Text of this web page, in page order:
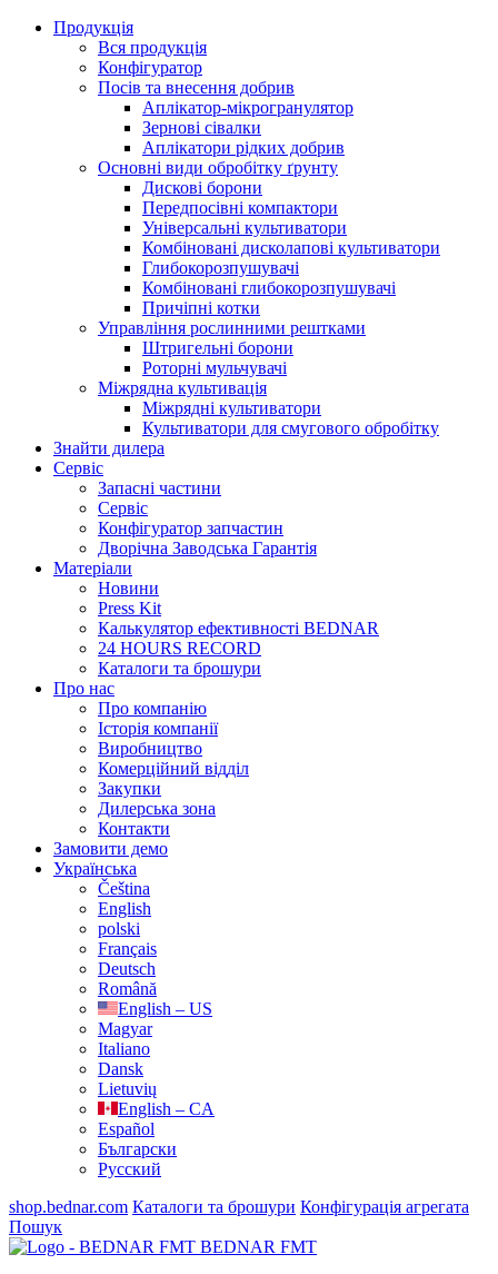
Продукція
Вся продукція
Конфігуратор
Посів та внесення добрив
Аплікатор-мікрогранулятор
Зернові сівалки
Аплікатори рідких добрив
Oсновні види обробітку ґрунту
Дискові борони
Передпосівні компактори
Універсальні культиватори
Комбіновані дисколапові культиватори
Глибокорозпушувачі
Комбіновані глибокорозпушувачі
Причіпні котки
Управління рослинними рештками
Штригельні борони
Pоторні мульчувачі
Міжрядна культивація
Міжрядні культиватори
Культиватори для смугового обробітку
Знайти дилера
Сервіс
Запасні частини
Сервіс
Конфігуратор запчастин
Дворічна Заводська Гарантія
Матеріали
Новини
Press Kit
Калькулятор ефективності BEDNAR
24 HOURS RECORD
Каталоги та брошури
Про нас
Про компанію
Історія компанії
Виробництво
Комерційний відділ
Закупки
Дилерська зона
Контакти
Замовити демо
Українська
Čeština
English
polski
Français
Deutsch
Română
English – US
Magyar
Italiano
Dansk
Lietuvių
English – CA
Español
Български
Русский
shop.bednar.com Каталоги та брошури Конфігурація агрегата
Пошук
BEDNAR FMT